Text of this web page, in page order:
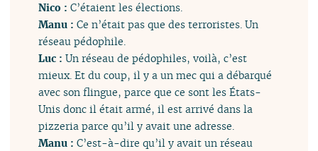
Nico :C’étaient les élections.
Manu :Ce n’était pas que des terroristes. Un
réseau pédophile.
Luc :Un réseau de pédophiles, voilà, c’est
mieux. Et du coup, il y a un mec qui a débarqué
avec son flingue, parce que ce sont les États-
Unis donc il était armé, il est arrivé dans la
pizzeria parce qu’il y avait une adresse.
Manu :C’est-à-dire qu’il y avait un réseau